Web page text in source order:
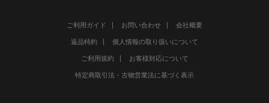
ご利用ガイド お問い合わせ 会社概要
返品特約 個人情報の取り扱いについて
ご利用規約 お客様対応について
特定商取引法・古物営業法に基づく表示